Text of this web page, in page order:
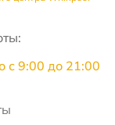
с 9:00 до 21:00